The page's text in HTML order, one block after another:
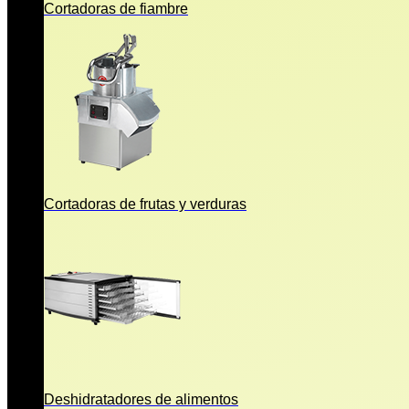
Cortadoras de fiambre
Cortadoras de frutas y verduras
Deshidratadores de alimentos